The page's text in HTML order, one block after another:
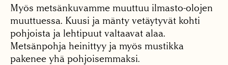
Myös metsänkuvamme muuttuu ilmasto-olojen
muuttuessa. Kuusi ja mänty vetäytyvät kohti
pohjoista ja lehtipuut valtaavat alaa.
Metsänpohja heinittyy ja myös mustikka
pakenee yhä pohjoisemmaksi.